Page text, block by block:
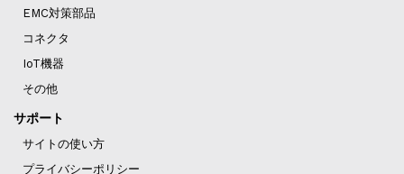
EMC対策部品
コネクタ
IoT機器
その他
サポート
サイトの使い方
プライバシーポリシー